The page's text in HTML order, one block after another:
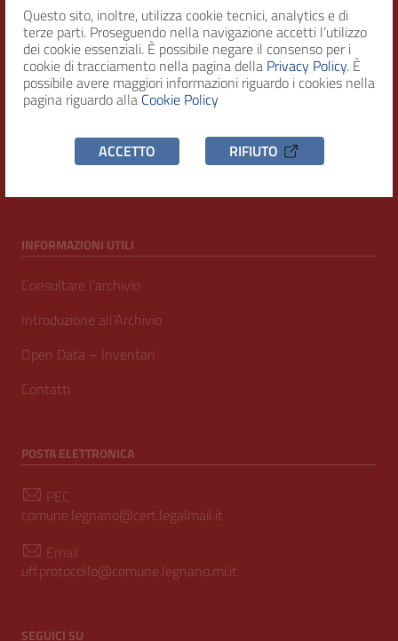
Questo sito, inoltre, utilizza cookie tecnici, analytics e di
terze parti. Proseguendo nella navigazione accetti l’utilizzo
dei cookie essenziali. È possibile negare il consenso per i
cookie di tracciamento nella pagina della Privacy Policy. È
possibile avere maggiori informazioni riguardo i cookies nella
pagina riguardo alla Cookie Policy
ACCETTO RIFIUTO
Indirizzo
Piazza San Magno 9
20025, Legnano (MI)
Telefono
C.F. / P.IVA
INFORMAZIONI UTILI
Consultare l’archivio
Introduzione all’Archivio
Open Data – Inventari
Contatti
POSTA ELETTRONICA
PEC
comune.legnano@cert.legalmail.it
Email
uff.protocollo@comune.legnano.mi.it
SEGUICI SU